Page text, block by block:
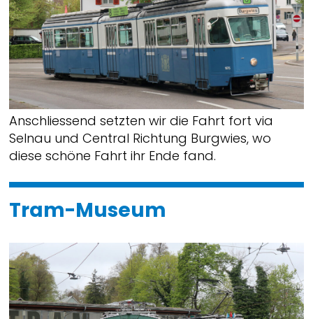
Anschliessend setzten wir die Fahrt fort via
Selnau und Central Richtung Burgwies, wo
diese schöne Fahrt ihr Ende fand.
Tram-Museum